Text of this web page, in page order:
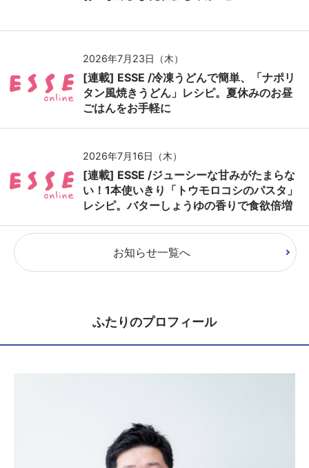
2026年7月23日（木）
[連載] ESSE /冷凍うどんで簡単、「ナポリ
タン風焼きうどん」レシピ。夏休みのお昼
ごはんをお手軽に
2026年7月16日（木）
[連載] ESSE /ジューシーな甘みがたまらな
い！1本使いきり「トウモロコシのパスタ」
レシピ。バターしょうゆの香りで食欲倍増
お知らせ一覧へ
ふたりのプロフィール